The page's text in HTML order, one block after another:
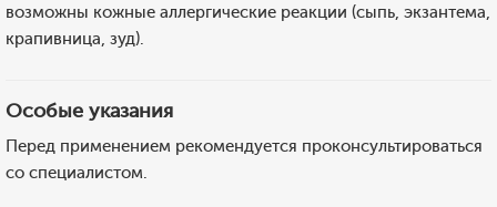
возможны кожные аллергические реакции (сыпь, экзантема,
крапивница, зуд).
Особые указания
Перед применением рекомендуется проконсультироваться
со специалистом.